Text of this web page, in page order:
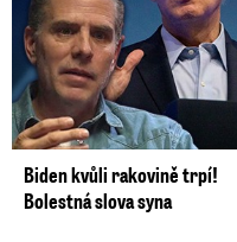
Biden kvůli rakovině trpí!
Bolestná slova syna